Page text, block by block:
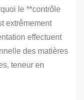
le **contrôle
extrêmement
effectuent
des matières
teneur en